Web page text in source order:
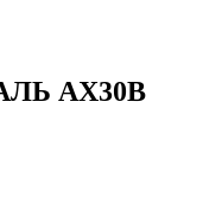
AX30B